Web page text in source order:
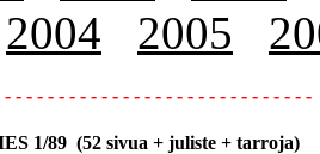
2004
2005
- - - - - - - - - - - - - - - - - - - - - - - - - - - -
1/89 (52 sivua + juliste + tarroja)